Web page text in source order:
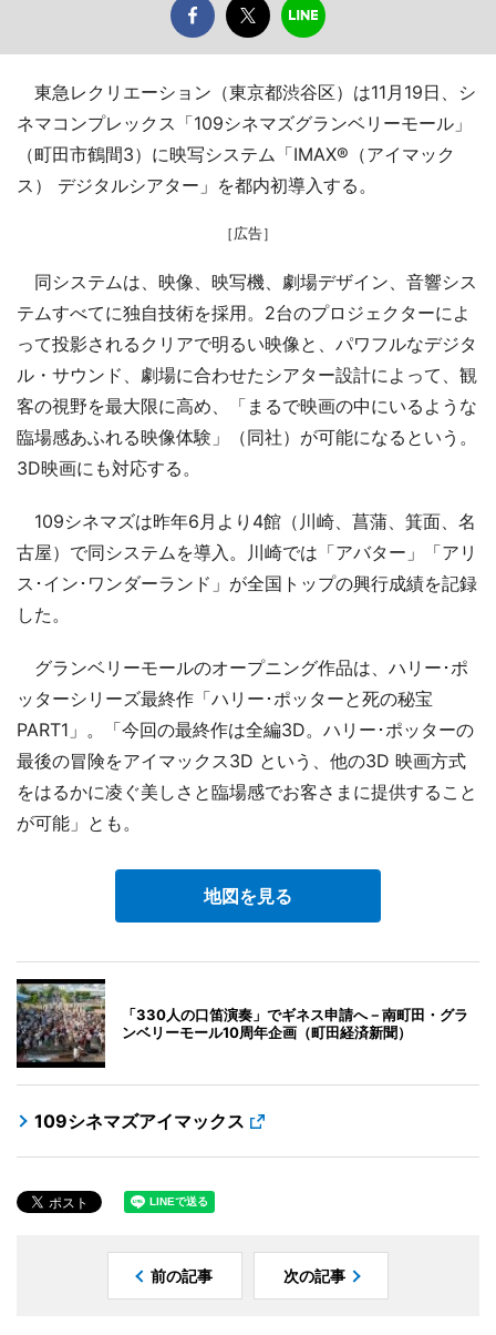
東急レクリエーション（東京都渋谷区）は11月19日、シ
ネマコンプレックス「109シネマズグランベリーモール」
（町田市鶴間3）に映写システム「IMAX®（アイマック
ス） デジタルシアター」を都内初導入する。
［広告］
同システムは、映像、映写機、劇場デザイン、音響シス
テムすべてに独自技術を採用。2台のプロジェクターによ
って投影されるクリアで明るい映像と、パワフルなデジタ
ル・サウンド、劇場に合わせたシアター設計によって、観
客の視野を最大限に高め、「まるで映画の中にいるような
臨場感あふれる映像体験」（同社）が可能になるという。
3D映画にも対応する。
109シネマズは昨年6月より4館（川崎、菖蒲、箕面、名
古屋）で同システムを導入。川崎では「アバター」「アリ
ス･イン･ワンダーランド」が全国トップの興行成績を記録
した。
グランベリーモールのオープニング作品は、ハリー･ポ
ッターシリーズ最終作「ハリー･ポッターと死の秘宝
PART1」。「今回の最終作は全編3D。ハリー･ポッターの
最後の冒険をアイマックス3D という、他の3D 映画方式
をはるかに凌ぐ美しさと臨場感でお客さまに提供すること
が可能」とも。
地図を見る
「330人の口笛演奏」でギネス申請へ－南町田・グラ
ンベリーモール10周年企画（町田経済新聞）
109シネマズアイマックス
前の記事 次の記事